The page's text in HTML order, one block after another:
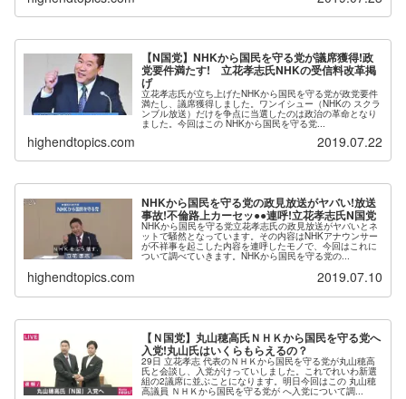
【N国党】NHKから国民を守る党が議席獲得!政
党要件満たす! 立花孝志氏NHKの受信料改革掲
げ
立花孝志氏が立ち上げたNHKから国民を守る党が政党要件
満たし、議席獲得しました。ワンイシュー（NHKの スクラ
ンブル放送）だけを争点に当選したのは政治の革命となり
ました。今回はこの NHKから国民を守る党...
highendtopics.com 2019.07.22
NHKから国民を守る党の政見放送がヤバい!放送
事故!不倫路上カーセッ●●連呼!立花孝志氏N国党
NHKから国民を守る党立花孝志氏の政見放送がヤバいとネ
ットで騒然となっています。その内容はNHKアナウンサー
が不祥事を起こした内容を連呼したモノで、今回はこれに
ついて調べていきます。NHKから国民を守る党の...
highendtopics.com 2019.07.10
【Ｎ国党】丸山穂高氏ＮＨＫから国民を守る党へ
入党!丸山氏はいくらもらえるの？
29日 立花孝志 代表のＮＨＫから国民を守る党が丸山穂高
氏と会談し、入党がけっていしました。これでれいわ新選
組の2議席に並ぶことになります。明日今回はこの 丸山穂
高議員 ＮＨＫから国民を守る党が へ入党について調...